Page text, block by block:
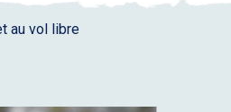
au vol libre